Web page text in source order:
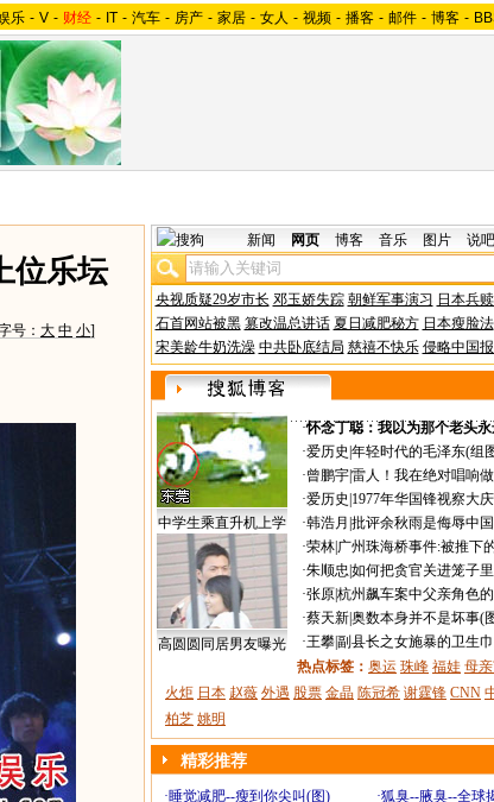
乐 - V - 财经 - IT - 汽车 - 房产 - 家居 - 女人 - 视频 - 播客 - 邮件 - 博客 -
位乐坛
号： 大 中 小]
新闻 网页 博客 音乐 图片 说吧
央视质疑29岁市长 邓玉娇失踪 朝鲜军事演习 日本兵
石首网站被黑 篡改温总讲话 夏日减肥秘方 日本瘦脸法
宋美龄牛奶洗澡 中共卧底结局 慈禧不快乐 侵略中国
中学生乘直升机上学
高圆圆同居男友曝光
·怀念丁聪：我以为那个老头
·爱历史 年轻时代的毛泽东(组
·曾鹏宇|雷人！我在绝对唱响
·爱历史 1977年华国锋视察大
·韩浩月 批评余秋雨是侮辱中国
·荣林| 广州珠海桥事件:被推下
·朱顺忠 如何把贪官关进笼子里
·张原|杭州飙车案中父亲角色
·蔡天新|奥数本身并不是坏事(
·王攀|副县长之女施暴的卫生
热点标签： 奥运 珠峰 福娃 母
火炬 日本 赵薇 外遇 股票 金晶 陈冠希 谢霆锋 CNN
柏芝 姚明
精彩推荐
·睡觉减肥--瘦到你尖叫(图) ·狐臭--腋臭--全球